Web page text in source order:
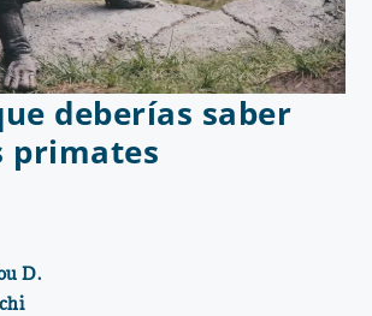
deberías saber
primates
D.